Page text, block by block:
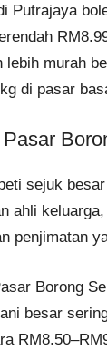
Putrajaya
murah
di pasar
sejuk
ahli
penjimatan
Borong
besar